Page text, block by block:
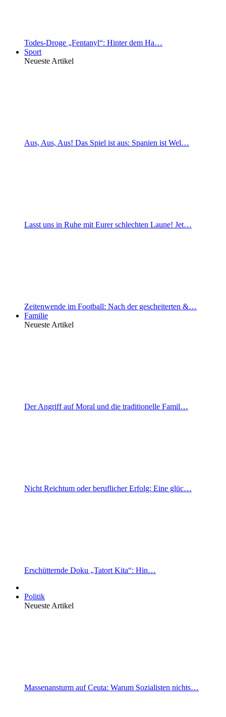
Todes-Droge „Fentanyl“: Hinter dem Ha…
Sport
Neueste Artikel
Aus, Aus, Aus! Das Spiel ist aus: Spanien ist Wel…
Lasst uns in Ruhe mit Eurer schlechten Laune! Jet…
Zeitenwende im Football: Nach der gescheiterten &…
Familie
Neueste Artikel
Der Angriff auf Moral und die traditionelle Famil…
Nicht Reichtum oder beruflicher Erfolg: Eine glüc…
Erschütternde Doku „Tatort Kita“: Hin…
Politik
Neueste Artikel
Massenansturm auf Ceuta: Warum Sozialisten nichts…